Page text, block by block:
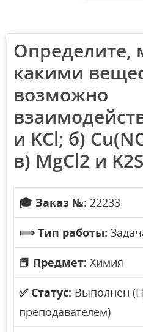
Определите,
какими
возможно
и KCl; б)
в) MgCl2 и
🎓 Заказ №: 22233
⟾ Тип работы:
📕 Предмет: Химия
✅ Статус: Выполнен
преподавателем)